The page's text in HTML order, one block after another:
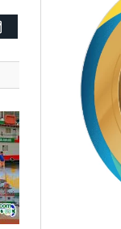
Email